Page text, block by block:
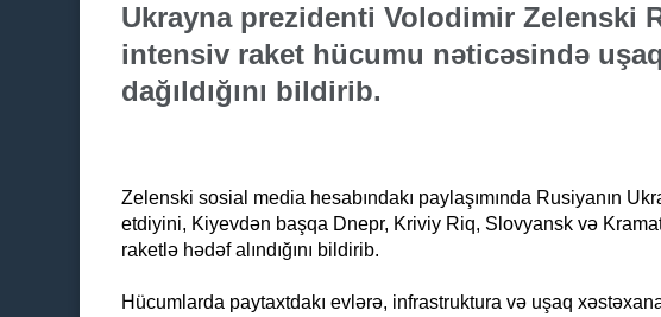
Ukrayna prezidenti Volodimir Zelenski
intensiv raket hücumu nəticəsində uşaq
dağıldığını bildirib.
Zelenski sosial media hesabındakı paylaşımında Rusiyanın
etdiyini, Kiyevdən başqa Dnepr, Kriviy Riq, Slovyansk və
raketlə hədəf alındığını bildirib.
Hücumlarda paytaxtdakı evlərə, infrastruktura və uşaq